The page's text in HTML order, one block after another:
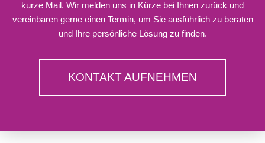
kurze Mail. Wir melden uns in Kürze bei Ihnen zurück und
vereinbaren gerne einen Termin, um Sie ausführlich zu beraten
und Ihre persönliche Lösung zu finden.
KONTAKT AUFNEHMEN